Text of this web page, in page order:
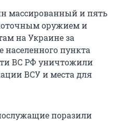
массированный и пять
оружием и
на Украине за
пункта
ВС РФ уничтожили
ВСУ и места для
поразили